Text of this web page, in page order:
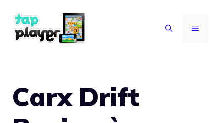
contenuto
MENU
Carx Drift